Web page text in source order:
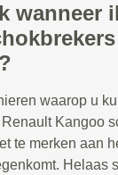
wanneer
waarop u
Kangoo
te merken aan
Helaas